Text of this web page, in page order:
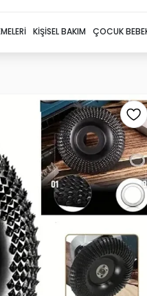
KIŞISEL BAKIM ÇOCUK